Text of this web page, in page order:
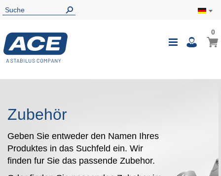
00
Zubehör
Geben Sie entweder den Namen Ihres
Produktes in das Suchfeld ein. Wir
finden fur Sie das passende Zubehor.